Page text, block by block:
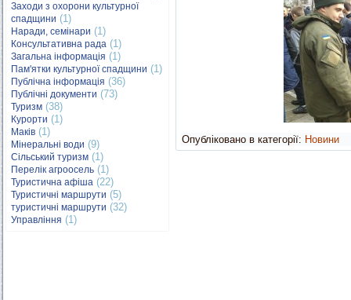
Заходи з охорони культурної
спадщини (1)
Наради, семінари (1)
Консультативна рада (1)
Загальна інформація (1)
Пам'ятки культурної спадщини (1)
Публічна інформація (36)
Публічні документи (73)
Туризм (38)
Курорти (1)
Маків (1)
Мінеральні води (9)
Сільський туризм (1)
Перелік агроосель (1)
Туристична афіша (22)
Туристичні маршрути (5)
туристичні маршрути (32)
Управління (1)
Опубліковано в категорії: Новини